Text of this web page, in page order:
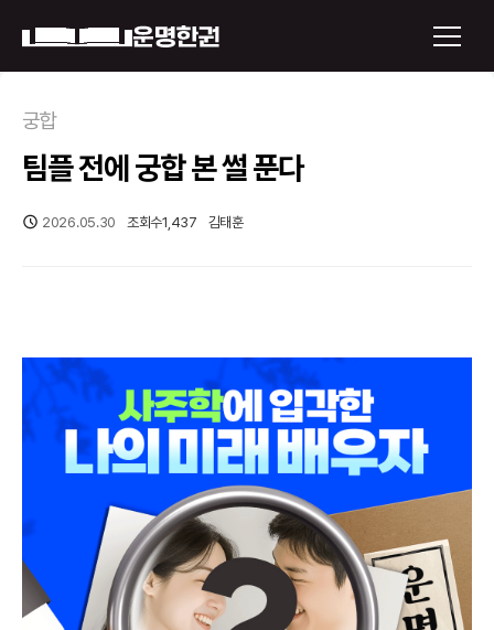
운명한권 보기
미래 배우자 얼굴
신년운세
토정비결
오늘의 운세
회원가입
궁합
팀플 전에 궁합 본 썰 푼다
2026.05.30 조회수1,437 김태훈